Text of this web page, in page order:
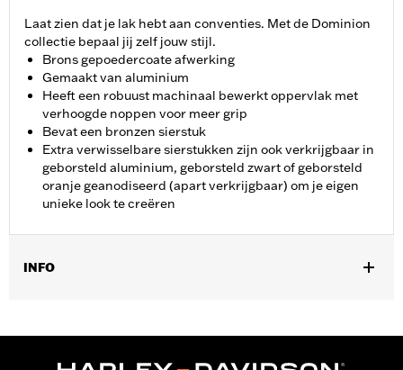
Laat zien dat je lak hebt aan conventies. Met de Dominion
collectie bepaal jij zelf jouw stijl.
Brons gepoedercoate afwerking
Gemaakt van aluminium
Heeft een robuust machinaal bewerkt oppervlak met
verhoogde noppen voor meer grip
Bevat een bronzen sierstuk
Extra verwisselbare sierstukken zijn ook verkrijgbaar in
geborsteld aluminium, geborsteld zwart of geborsteld
oranje geanodiseerd (apart verkrijgbaar) om je eigen
unieke look te creëren
INFO